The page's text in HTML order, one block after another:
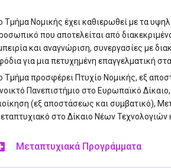
Τμήμα Νομικής έχει καθιερωθεί με τα
που αποτελείται από
και αναγνώριση, συνεργασίες με
για μια πετυχημένη επαγγελματική
Τμήμα προσφέρει Πτυχίο Νομικής, εξ
Πανεπιστήμιο στο Ευρωπαϊκό
(εξ αποστάσεως και συμβατικό),
στο Δίκαιο Νέων Τεχνολογιών
Μεταπτυχιακά Προγράμματα